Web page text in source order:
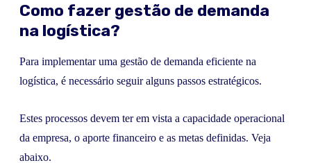
Como fazer gestão de demanda
na logística?
Para implementar uma gestão de demanda eficiente na
logística, é necessário seguir alguns passos estratégicos.
Estes processos devem ter em vista a capacidade operacional
da empresa, o aporte financeiro e as metas definidas. Veja
abaixo.